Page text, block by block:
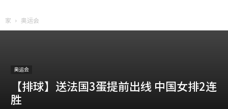
家 奥运会
奥运会
【排球】送法国3蛋提前出线 中国女排2连
胜